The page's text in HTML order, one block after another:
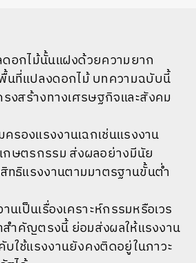
อกไม้นั้นแฝงด้วยความยาก
นที่แปลงดอกไม้ บทความฉบับนี้
งสร้างทางเศรษฐกิจและสังคม
องแรงงานเฉกเช่นแรงงาน
กษตรกรรม ส่งผลอย่างมีนัย
ธิแรงงานตามมาตรฐานขั้นต่ำ
เป็นเรื่องเคราะห์กรรมหรือเวร
สำคัญตรงนี้ ย่อมส่งผลให้แรงงาน
ใช้แรงงานยังคงติดอยู่ในภาวะ